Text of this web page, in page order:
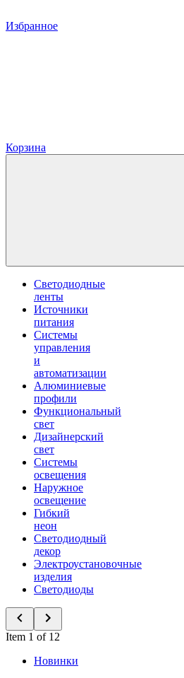
Избранное
Корзина
Светодиодные
ленты
Источники
питания
Системы
управления
и
автоматизации
Алюминиевые
профили
Функциональный
свет
Дизайнерский
свет
Системы
освещения
Наружное
освещение
Гибкий
неон
Светодиодный
декор
Электроустановочные
изделия
Светодиоды
Item 1 of 12
Новинки